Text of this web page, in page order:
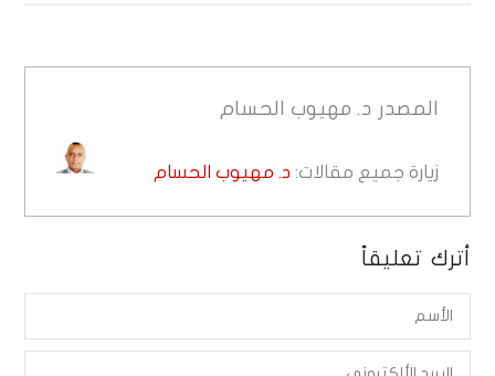
المصدر د. مهيوب الحسام
زيارة جميع مقالات: د. مهيوب الحسام
أترك تعليقاً